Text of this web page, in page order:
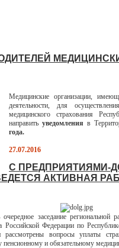
Медицинские организации,
деятельности, для
медицинского страхования
направитьуведомления в
года.
27.07.2016
С ПРЕДПРИЯТИЯМИ-
АКТИВНАЯ
заседание
Российской Федерации по
вопросы уплаты
пенсионному и обязательному